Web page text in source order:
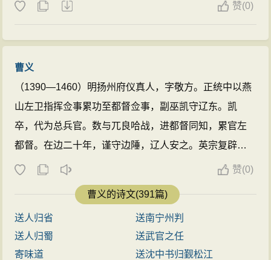
赞(0)
曹义
（1390—1460）明扬州府仪真人，字敬方。正统中以燕
山左卫指挥佥事累功至都督佥事，副巫凯守辽东。凯
卒，代为总兵官。数与兀良哈战，进都督同知，累官左
都督。在边二十年，谨守边陲，辽人安之。英宗复辟，
封丰润伯。 ...
赞(0)
曹义的诗文(391篇)
送人归省
送南宁州判
送人归蜀
送武官之任
寄味道
送沈中书归觐松江